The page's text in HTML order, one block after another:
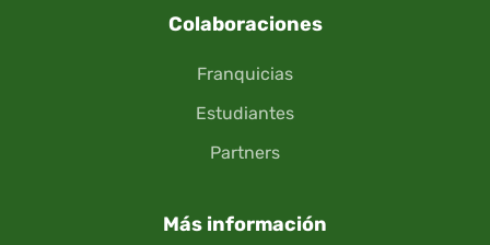
Colaboraciones
Franquicias
Estudiantes
Partners
Más información